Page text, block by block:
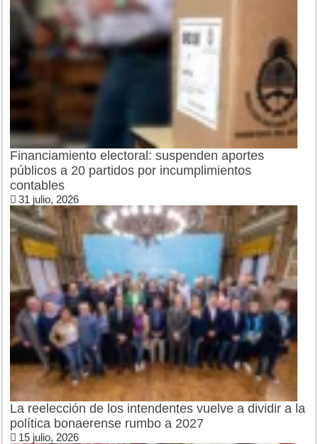
Financiamiento electoral: suspenden aportes
públicos a 20 partidos por incumplimientos
contables
31 julio, 2026
La reelección de los intendentes vuelve a dividir a la
política bonaerense rumbo a 2027
15 julio, 2026